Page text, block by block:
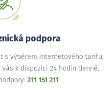
podpora
s výběrem internetového tarifu,
k dispozici 24 hodin denně.
211 151 211